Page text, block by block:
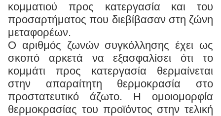
κομματιού προς κατεργασία και του
προσαρτήματος που διεβίβασαν στη ζώνη
μεταφορέων.
Ο αριθμός ζωνών συγκόλλησης έχει ως
σκοπό αρκετά να εξασφαλίσει ότι το
κομμάτι προς κατεργασία θερμαίνεται
στην απαραίτητη θερμοκρασία στο
προστατευτικό άζωτο. Η ομοιομορφία
θερμοκρασίας του προϊόντος στην τελική